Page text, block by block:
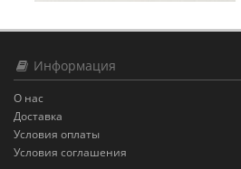
Информация
О нас
Доставка
Условия оплаты
Условия соглашения